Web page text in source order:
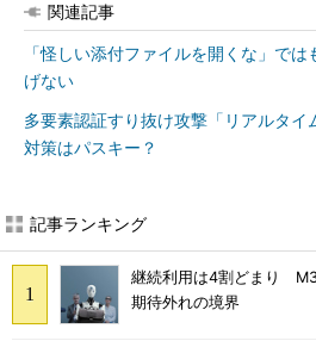
関連記事
「怪しい添付ファイルを開くな」で
げない
多要素認証すり抜け攻撃「リアルタ
対策はパスキー？
記事ランキング
継続利用は4割どまり
期待外れの境界